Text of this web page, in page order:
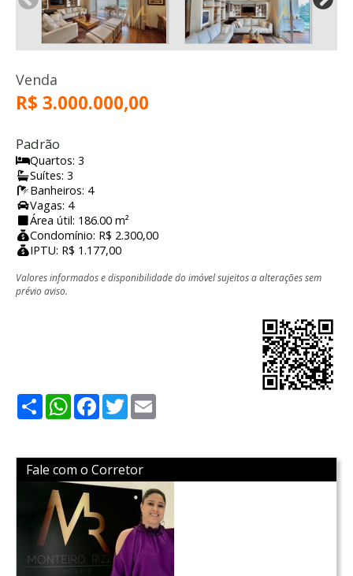
Venda
R$ 3.000.000,00
Padrão
Quartos: 3
Suítes: 3
Banheiros: 4
Vagas: 4
Área útil: 186.00 m²
Condomínio: R$ 2.300,00
IPTU: R$ 1.177,00
Valores informados e disponibilidade do imóvel sujeitos a alterações sem
prévio aviso.
ShareWhatsApp
Facebook
Twitter
Fale com o Corretor